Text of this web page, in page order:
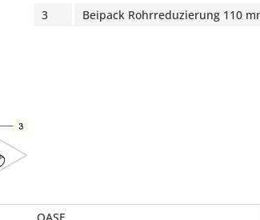
3
Beipack Rohrreduzierung 110